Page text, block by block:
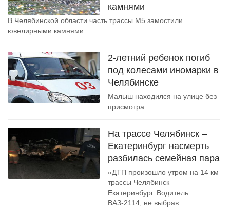
камнями
В Челябинской области часть трассы М5 замостили
ювелирными камнями....
2-летний ребенок погиб
под колесами иномарки в
Челябинске
Малыш находился на улице без
присмотра....
На трассе Челябинск –
Екатеринбург насмерть
разбилась семейная пара
«ДТП произошло утром на 14 км
трассы Челябинск –
Екатеринбург. Водитель
ВАЗ-2114, не выбрав...